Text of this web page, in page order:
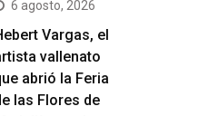
6 agosto, 2026
Vargas, el
vallenato
abrió la Feria
las Flores de